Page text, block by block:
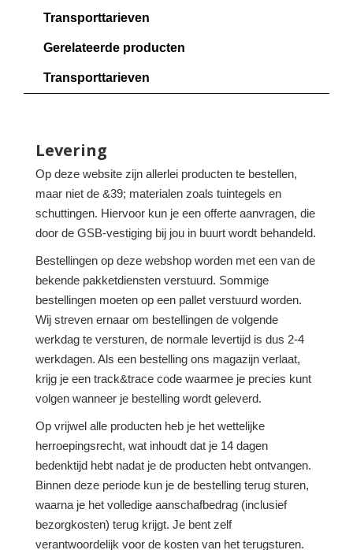
Transporttarieven
Gerelateerde producten
Transporttarieven
Levering
Op deze website zijn allerlei producten te bestellen,
maar niet de &39; materialen zoals tuintegels en
schuttingen. Hiervoor kun je een offerte aanvragen, die
door de GSB-vestiging bij jou in buurt wordt behandeld.
Bestellingen op deze webshop worden met een van de
bekende pakketdiensten verstuurd. Sommige
bestellingen moeten op een pallet verstuurd worden.
Wij streven ernaar om bestellingen de volgende
werkdag te versturen, de normale levertijd is dus 2-4
werkdagen. Als een bestelling ons magazijn verlaat,
krijg je een track&trace code waarmee je precies kunt
volgen wanneer je bestelling wordt geleverd.
Op vrijwel alle producten heb je het wettelijke
herroepingsrecht, wat inhoudt dat je 14 dagen
bedenktijd hebt nadat je de producten hebt ontvangen.
Binnen deze periode kun je de bestelling terug sturen,
waarna je het volledige aanschafbedrag (inclusief
bezorgkosten) terug krijgt. Je bent zelf
verantwoordelijk voor de kosten van het terugsturen.